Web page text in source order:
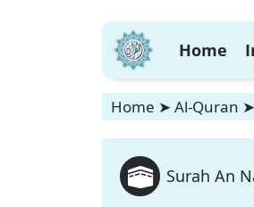
Home
Home ➤ Al-Quran ➤
Surah An